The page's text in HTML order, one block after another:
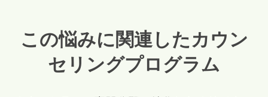
この悩みに関連したカウン
セリングプログラム